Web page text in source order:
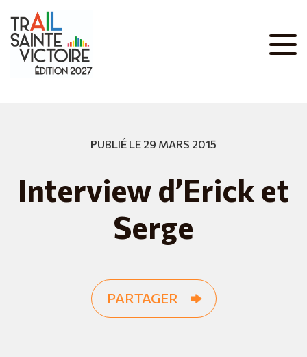
PUBLIÉ LE 29 MARS 2015
Interview d’Erick et
Serge
PARTAGER